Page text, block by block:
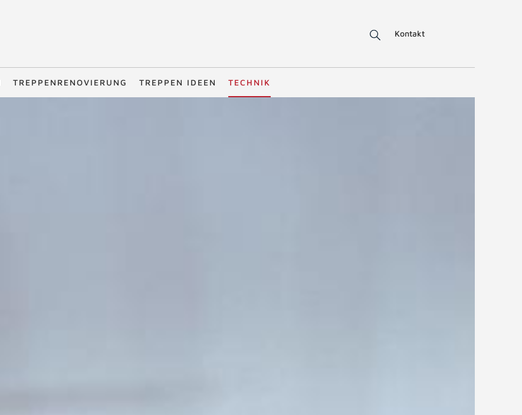
Kontakt
TREPPENRENOVIERUNG TREPPEN IDEEN TECHNIK